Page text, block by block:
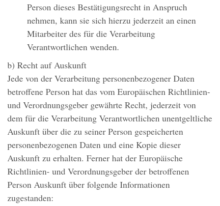
Person dieses Bestätigungsrecht in Anspruch
nehmen, kann sie sich hierzu jederzeit an einen
Mitarbeiter des für die Verarbeitung
Verantwortlichen wenden.
b) Recht auf Auskunft
Jede von der Verarbeitung personenbezogener Daten
betroffene Person hat das vom Europäischen Richtlinien-
und Verordnungsgeber gewährte Recht, jederzeit von
dem für die Verarbeitung Verantwortlichen unentgeltliche
Auskunft über die zu seiner Person gespeicherten
personenbezogenen Daten und eine Kopie dieser
Auskunft zu erhalten. Ferner hat der Europäische
Richtlinien- und Verordnungsgeber der betroffenen
Person Auskunft über folgende Informationen
zugestanden: